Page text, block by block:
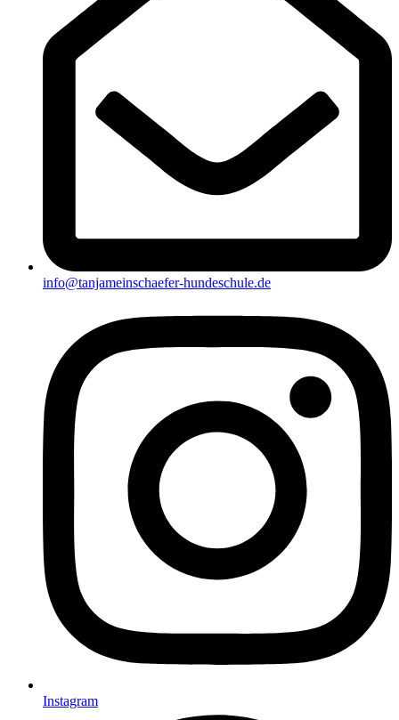
info@tanjameinschaefer-hundeschule.de
Instagram